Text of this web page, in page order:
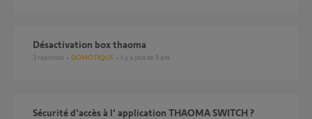
Désactivation box thaoma
3 réponses DOMOTIQUE il y a plus de 3 ans
Sécurité d'accès à l' application THAOMA SWITCH ?